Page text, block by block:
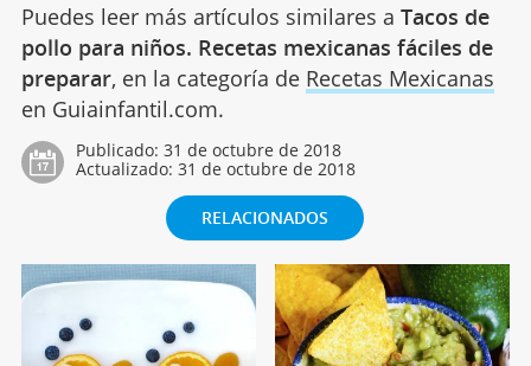
Puedes leer más artículos similares a Tacos de
pollo para niños. Recetas mexicanas fáciles de
preparar, en la categoría de Recetas Mexicanas
en Guiainfantil.com.
Publicado: 31 de octubre de 2018
Actualizado: 31 de octubre de 2018
RELACIONADOS